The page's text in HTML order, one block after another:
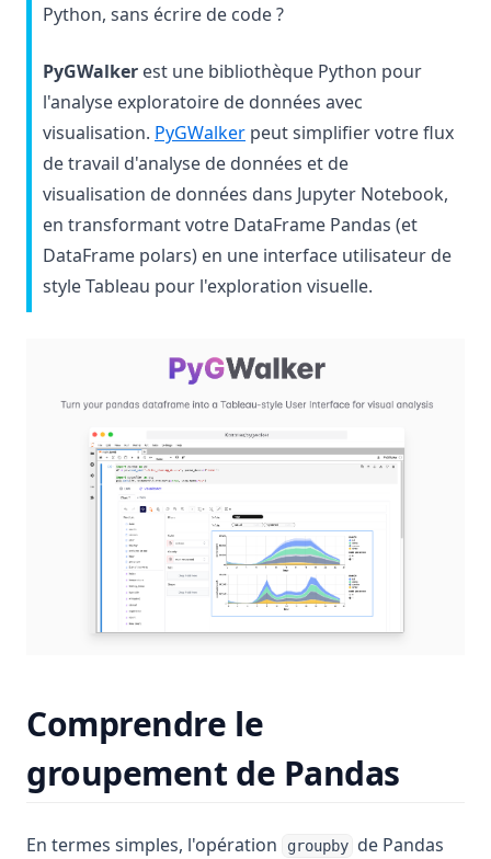
Python, sans écrire de code ?
PyGWalker est une bibliothèque Python pour
l'analyse exploratoire de données avec
visualisation. PyGWalker(opens in a new tab)
peut simplifier votre flux
de travail d'analyse de données et de
visualisation de données dans Jupyter Notebook,
en transformant votre DataFrame Pandas (et
DataFrame polars) en une interface utilisateur de
style Tableau pour l'exploration visuelle.
Comprendre le
groupement de Pandas
En termes simples, l'opération groupby de Pandas